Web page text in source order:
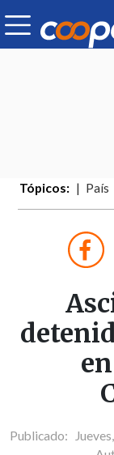
Tópicos: País
Publicado: